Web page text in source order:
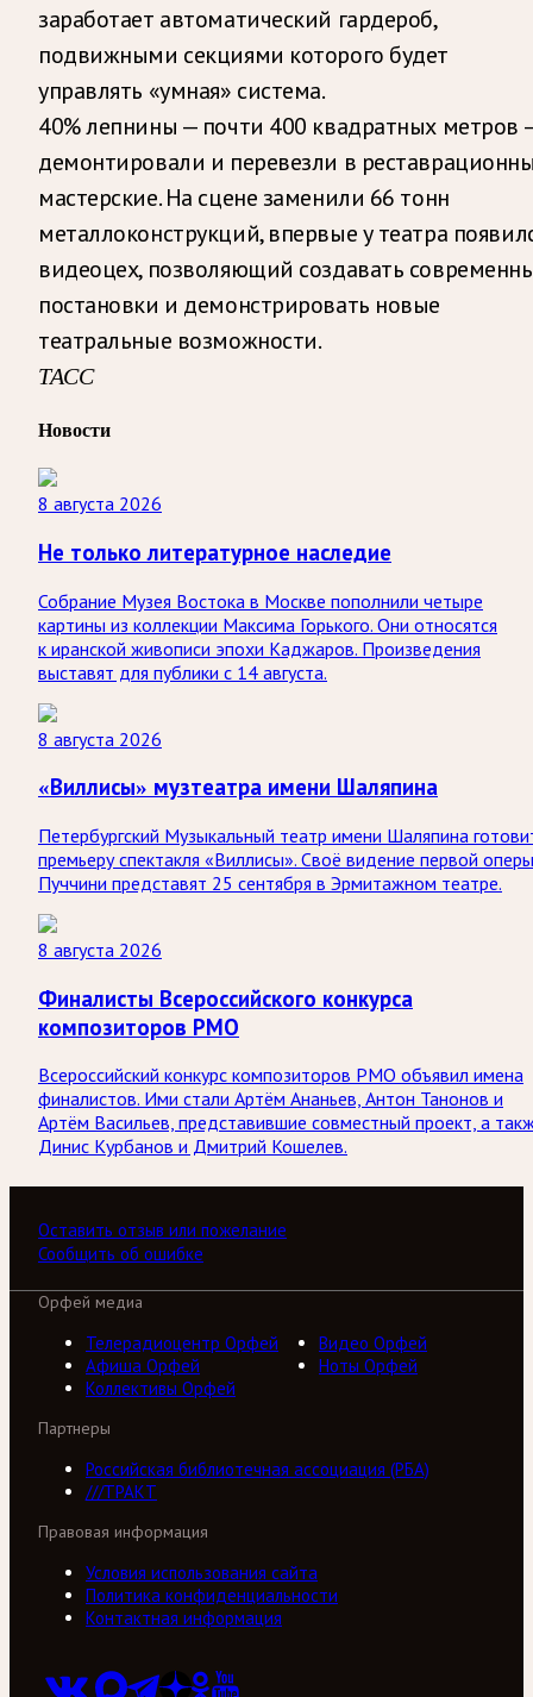
заработает автоматический гардероб,
подвижными секциями которого будет
управлять «умная» система.
40% лепнины — почти 400 квадратных метров
демонтировали и перевезли в
мастерские. На сцене заменили 66 тонн
металлоконструкций, впервые у театра
видеоцех, позволяющий создавать
постановки и демонстрировать новые
театральные возможности.
ТАСС
Новости
8 августа 2026
Не только литературное наследие
Собрание Музея Востока в Москве пополнили четыре
картины из коллекции Максима Горького. Они относятся
к иранской живописи эпохи Каджаров. Произведения
выставят для публики с 14 августа.
8 августа 2026
«Виллисы» музтеатра имени Шаляпина
Петербургский Музыкальный театр имени Шаляпина
премьеру спектакля «Виллисы». Своё видение первой оперы
Пуччини представят 25 сентября в Эрмитажном театре.
8 августа 2026
Финалисты Всероссийского конкурса
композиторов РМО
Всероссийский конкурс композиторов РМО объявил имена
финалистов. Ими стали Артём Ананьев, Антон Танонов и
Артём Васильев, представившие совместный проект, а
Динис Курбанов и Дмитрий Кошелев.
Оставить отзыв или пожелание
Сообщить об ошибке
Орфей медиа
Телерадиоцентр Орфей
Видео Орфей
Афиша Орфей
Ноты Орфей
Коллективы Орфей
Партнеры
Российская библиотечная ассоциация (РБА)
///ТРАКТ
Правовая информация
Условия использования сайта
Политика конфиденциальности
Контактная информация